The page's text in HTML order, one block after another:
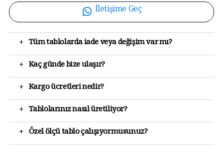
İletişime Geç
+ Tüm tablolarda iade veya değişim var mı?
+ Kaç günde bize ulaşır?
+ Kargo ücretleri nedir?
+ Tablolarınız nasıl üretiliyor?
+ Özel ölçü tablo çalışıyormusunuz?